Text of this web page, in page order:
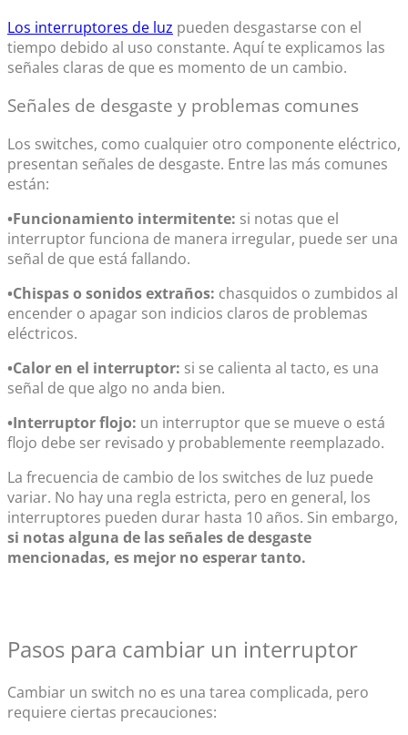
Los interruptores de luz pueden desgastarse con el
tiempo debido al uso constante. Aquí te explicamos las
señales claras de que es momento de un cambio.
Señales de desgaste y problemas comunes
Los switches, como cualquier otro componente eléctrico,
presentan señales de desgaste. Entre las más comunes
están:
•Funcionamiento intermitente: si notas que el
interruptor funciona de manera irregular, puede ser una
señal de que está fallando.
•Chispas o sonidos extraños: chasquidos o zumbidos al
encender o apagar son indicios claros de problemas
eléctricos.
•Calor en el interruptor: si se calienta al tacto, es una
señal de que algo no anda bien.
•Interruptor flojo: un interruptor que se mueve o está
flojo debe ser revisado y probablemente reemplazado.
La frecuencia de cambio de los switches de luz puede
variar. No hay una regla estricta, pero en general, los
interruptores pueden durar hasta 10 años. Sin embargo,
si notas alguna de las señales de desgaste
mencionadas, es mejor no esperar tanto.
Pasos para cambiar un interruptor
Cambiar un switch no es una tarea complicada, pero
requiere ciertas precauciones: